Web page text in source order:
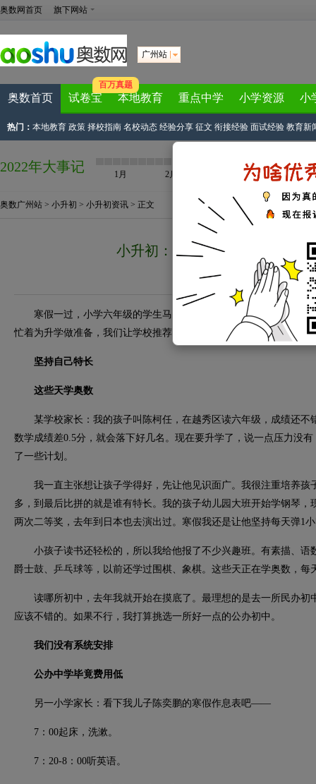
奥数网首页 旗下网站
广州站
奥数首页 试卷宝
百万真题
本地教育 重点中学 小学资源 小
热门： 本地教育 政策 择校指南 名校动态 经验分享 征文 衔接经验 面试经验 教育新
2022年大事记 1月 2月 4月
奥数广州站 > 小升初 > 小升初资讯 > 正文
小升初：距离还有几个月，家
网络 作者：匿名 2009-02-09
寒假一过，小学六年级的学生马上面临升学，“小升初”是家庭中
忙着为升学做准备，我们让学校推荐了一些的学生和家长，看看他们
坚持自己特长
这些天学奥数
某学校家长：我的孩子叫陈柯任，在越秀区读六年级，成绩还不
数学成绩差0.5分，就会落下好几名。现在要升学了，说一点压力没
了一些计划。
我一直主张想让孩子学得好，先让他见识面广。我很注重培养孩
多，到最后比拼的就是谁有特长。我的孩子幼儿园大班开始学钢琴
两次二等奖，去年到日本也去演出过。寒假我还是让他坚持每天弹1
小孩子读书还轻松的，所以我给他报了不少兴趣班。有素描、语
爵士鼓、乒乓球等，以前还学过围棋、象棋。这些天正在学奥数，每
读哪所初中，去年我就开始在摸底了。最理想的是去一所民办初
应该不错的。如果不行，我打算挑选一所好一点的公办初中。
我们没有系统安排
公办中学毕竟费用低
另一小学家长：看下我儿子陈奕鹏的寒假作息表吧——
7：00起床，洗漱。
7：20-8：00听英语。